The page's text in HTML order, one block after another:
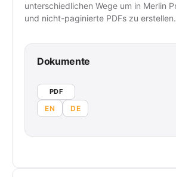
unterschiedlichen Wege um in Merlin
und nicht-paginierte PDFs zu erstellen.
Dokumente
PDF
EN DE